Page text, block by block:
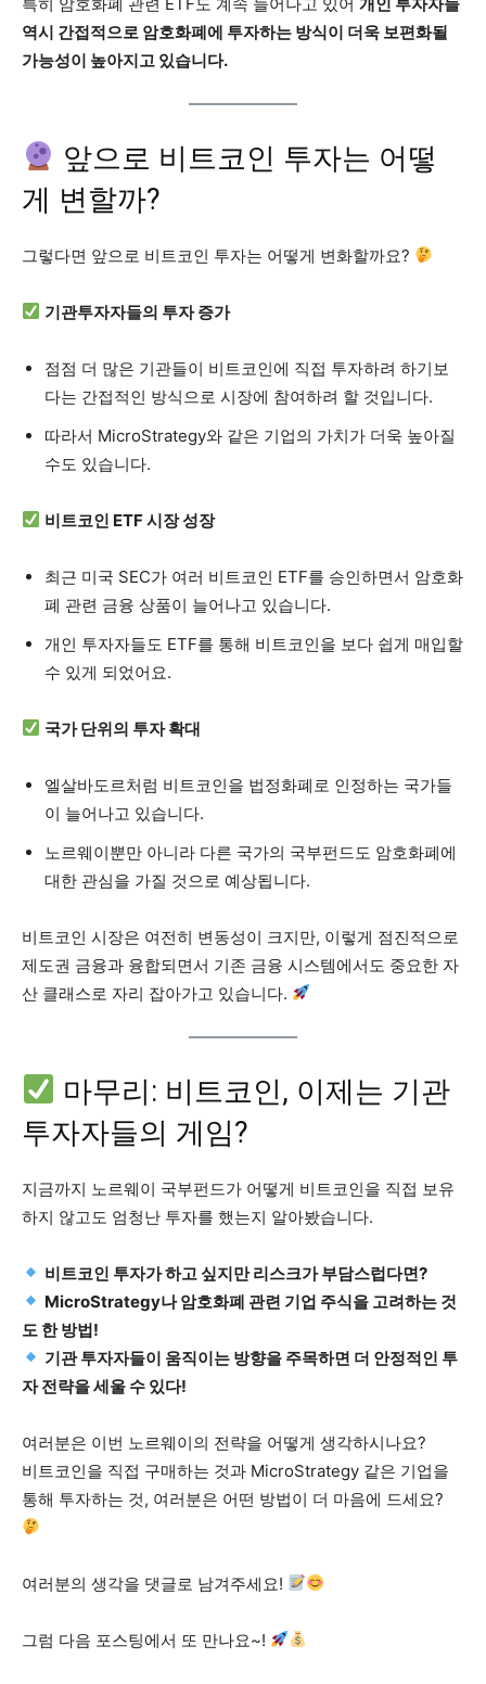
역시 간접적으로 암호화폐에 투자하는 방식이 더욱 보편화될
가능성이 높아지고 있습니다.
앞으로 비트코인 투자는 어떻
게 변할까?
그렇다면 앞으로 비트코인 투자는 어떻게 변화할까요?
기관투자자들의 투자 증가
점점 더 많은 기관들이 비트코인에 직접 투자하려 하기보
다는 간접적인 방식으로 시장에 참여하려 할 것입니다.
따라서 MicroStrategy와 같은 기업의 가치가 더욱 높아질
수도 있습니다.
비트코인 ETF 시장 성장
최근 미국 SEC가 여러 비트코인 ETF를 승인하면서 암호화
폐 관련 금융 상품이 늘어나고 있습니다.
개인 투자자들도 ETF를 통해 비트코인을 보다 쉽게 매입할
수 있게 되었어요.
국가 단위의 투자 확대
엘살바도르처럼 비트코인을 법정화폐로 인정하는 국가들
이 늘어나고 있습니다.
노르웨이뿐만 아니라 다른 국가의 국부펀드도 암호화폐에
대한 관심을 가질 것으로 예상됩니다.
비트코인 시장은 여전히 변동성이 크지만, 이렇게 점진적으로
제도권 금융과 융합되면서 기존 금융 시스템에서도 중요한 자
산 클래스로 자리 잡아가고 있습니다.
마무리: 비트코인, 이제는 기관
투자자들의 게임?
지금까지 노르웨이 국부펀드가 어떻게 비트코인을 직접 보유
하지 않고도 엄청난 투자를 했는지 알아봤습니다.
비트코인 투자가 하고 싶지만 리스크가 부담스럽다면?
MicroStrategy나 암호화폐 관련 기업 주식을 고려하는 것
도 한 방법!
기관 투자자들이 움직이는 방향을 주목하면 더 안정적인 투
자 전략을 세울 수 있다!
여러분은 이번 노르웨이의 전략을 어떻게 생각하시나요?
비트코인을 직접 구매하는 것과 MicroStrategy 같은 기업을
통해 투자하는 것, 여러분은 어떤 방법이 더 마음에 드세요?
여러분의 생각을 댓글로 남겨주세요!
그럼 다음 포스팅에서 또 만나요~!